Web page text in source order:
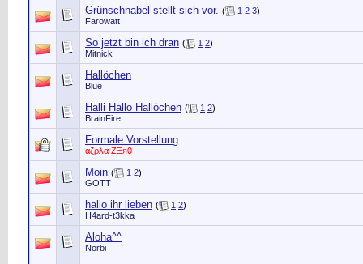
Grünschnabel stellt sich vor. ( 1 2 3)
Farowatt
So jetzt bin ich dran ( 1 2)
Mitnick
Hallöchen
Blue
Halli Hallo Hallöchen ( 1 2)
BrainFire
Formale Vorstellung
αζρλα ΖΞя0
Moin ( 1 2)
GOTT
hallo ihr lieben ( 1 2)
H4ard-t3kka
Aloha^^
Norbi